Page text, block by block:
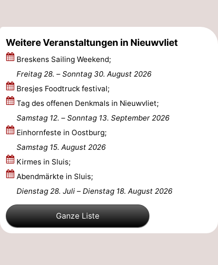
Retranchement
-
Het
-
Gent
Die
Küste
-
Knokke-
-
Blankenberge
-
Weitere Veranstaltungen in Nieuwvliet
Breskens Sailing Weekend;
Freitag 28. – Sonntag 30. August 2026
Bresjes Foodtruck festival;
Tag des offenen Denkmals in Nieuwvliet;
Samstag 12. – Sonntag 13. September 2026
Einhornfeste in Oostburg;
Samstag 15. August 2026
Kirmes in Sluis;
Abendmärkte in Sluis;
Dienstag 28. Juli – Dienstag 18. August 2026
Ganze Liste